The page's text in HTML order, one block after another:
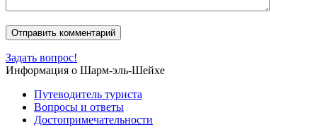
Задать вопрос!
Информация о Шарм-эль-Шейхе
Путеводитель туриста
Вопросы и ответы
Достопримечательности